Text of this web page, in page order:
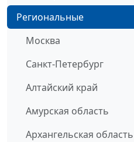
Региональные
Москва
Санкт-Петербург
Алтайский край
Амурская область
Архангельская область